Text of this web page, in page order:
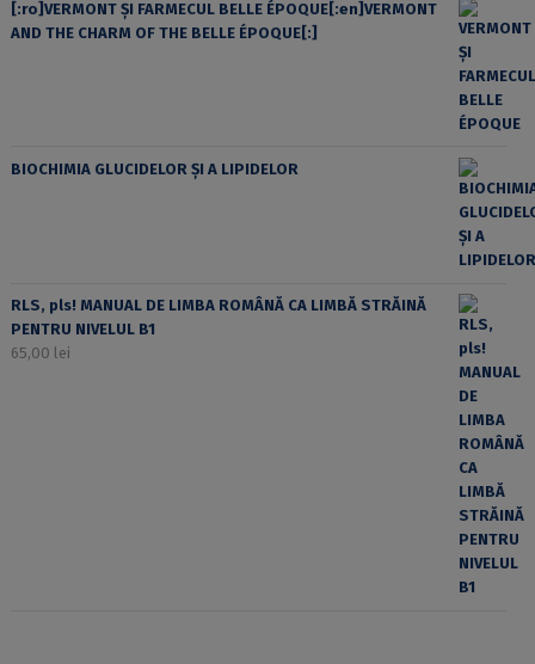
[:ro]VERMONT ȘI FARMECUL BELLE ÉPOQUE[:en]VERMONT
AND THE CHARM OF THE BELLE ÉPOQUE[:]
BIOCHIMIA GLUCIDELOR ȘI A LIPIDELOR
RLS, pls! MANUAL DE LIMBA ROMÂNĂ CA LIMBĂ STRĂINĂ
PENTRU NIVELUL B1
65,00 lei